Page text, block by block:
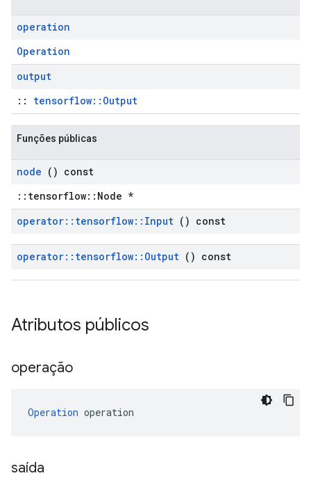
operation
Operation
output
:: tensorflow::Output
Funções públicas
node () const
::tensorflow::Node *
operator:: tensorflow:: Input () const
operator:: tensorflow:: Output () const
Atributos públicos
operação
Operation operation
saída